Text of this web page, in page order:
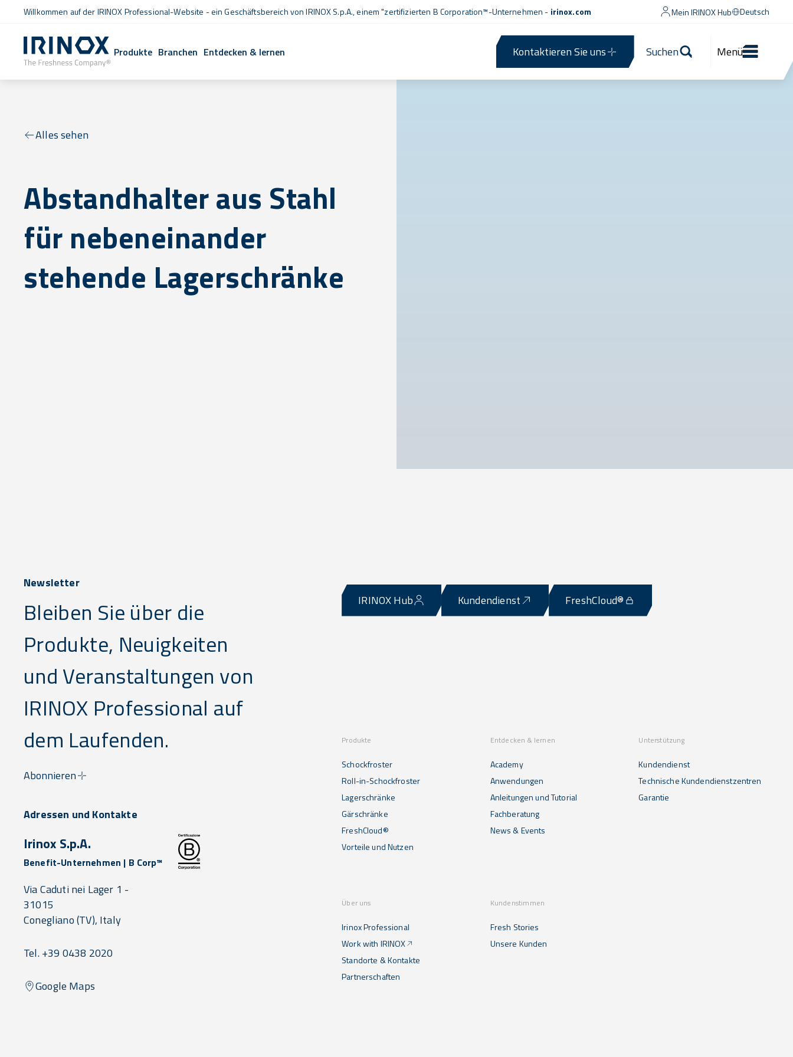
Willkommen auf der IRINOX Professional-Website - ein Geschäftsbereich von IRINOX S.p.A., einem"zertifizierten B Corporation™-Unternehmen - irinox.com Mein IRINOX Hub Deutsch
Produkte Branchen Entdecken & lernen Kontaktieren Sie uns Suchen Menü
Alles sehen
Abstandhalter aus Stahl
für nebeneinander
stehende Lagerschränke
Newsletter
Bleiben Sie über die
Produkte, Neuigkeiten
und Veranstaltungen von
IRINOX Professional auf
dem Laufenden.
Abonnieren
IRINOX Hub Kundendienst FreshCloud®
Produkte
Schockfroster
Roll-in-Schockfroster
Lagerschränke
Gärschränke
FreshCloud®
Vorteile und Nutzen
Entdecken & lernen
Academy
Anwendungen
Anleitungen und Tutorial
Fachberatung
News & Events
Unterstützung
Kundendienst
Technische Kundendienstzentren
Garantie
Über uns
Irinox Professional
Work with IRINOX
Standorte & Kontakte
Partnerschaften
Kundenstimmen
Fresh Stories
Unsere Kunden
Adressen und Kontakte
Irinox S.p.A.
Benefit-Unternehmen | B Corp™
Via Caduti nei Lager 1 -
31015
Conegliano(TV), Italy
Tel. +39 0438 2020
Google Maps